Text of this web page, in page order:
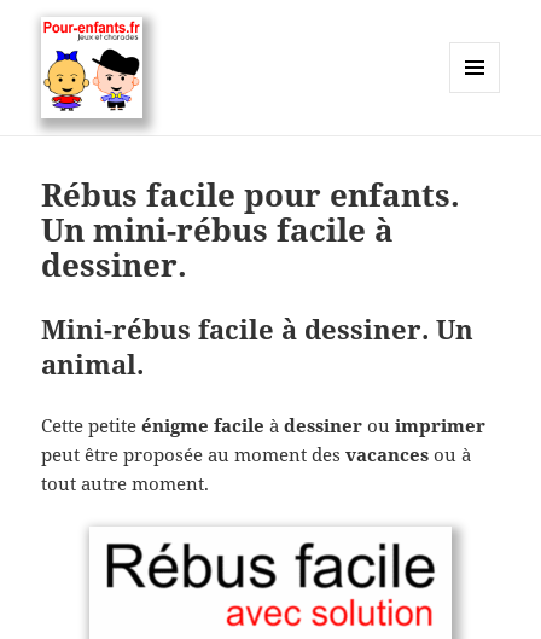
devinettes, pour enfants.
Rébus facile pour enfants.
Un mini-rébus facile à
dessiner.
Mini-rébus facile à dessiner. Un
animal.
Cette petiteénigme facile àdessiner ouimprimer
peut être proposée au moment desvacances ou à
tout autre moment.